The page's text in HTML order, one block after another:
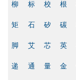
柳 标 校 根
矩 石 矽 碳
脚 艾 芯 英
递 通 量 金